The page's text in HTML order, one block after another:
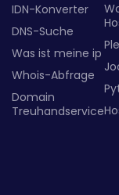
IDN-Konverter
DNS-Suche
Was ist meine ip
Whois-Abfrage
Domain
Treuhandservice